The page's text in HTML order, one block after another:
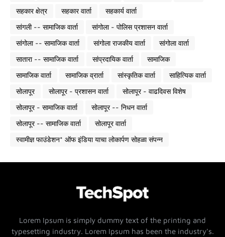
सहकार क्षेत्र
सहकार वार्ता
सहकार्य वार्ता
सांगली -- सामाजिक वार्ता
सांगोला - पोलिस प्रशासन वार्ता
सांगोला -- सामाजिक वार्ता
सांगोला राजकीय वार्ता
सांगोला वार्ता
सातारा -- सामाजिक वार्ता
सांप्रदायिक वार्ता
सामाजिक
सामाजिक वार्ता
सामाजिक व्रार्ता सांस्कृतिक वार्ता
साहित्यिक वार्ता
सोलापूर
सोलापूर - प्रशासन वार्ता
सोलापूर - वाढदिवस विशेष
सोलापूर - सामाजिक वार्ता
सोलापूर -- निधन वार्ता
सोलापूर -- सामाजिक वार्ता
सोलापूर वार्ता
स्वामीज्ञ फाउंडेशन* ऑफ इंडिया याचा लोकार्पण सोहळा संपन्न
Lorem Ipsum is simply dummy text of the printing and
typesetting industry. Lorem Ipsum has been the industry's.